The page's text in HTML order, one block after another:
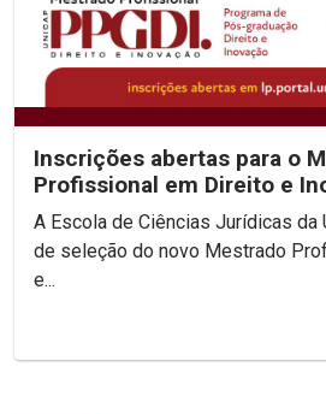
Inscrições abertas para o
Profissional em Direito e
A Escola de Ciências Jurídicas da
de seleção do novo Mestrado
e...